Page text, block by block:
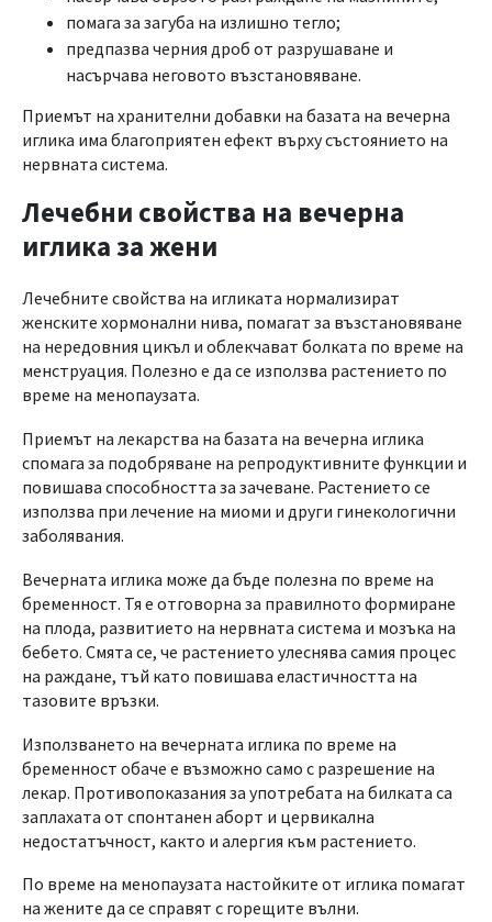
помага за загуба на излишно тегло;
предпазва черния дроб от разрушаване и
насърчава неговото възстановяване.
Приемът на хранителни добавки на базата на вечерна
иглика има благоприятен ефект върху състоянието на
нервната система.
Лечебни свойства на вечерна
иглика за жени
Лечебните свойства на игликата нормализират
женските хормонални нива, помагат за възстановяване
на нередовния цикъл и облекчават болката по време на
менструация. Полезно е да се използва растението по
време на менопаузата.
Приемът на лекарства на базата на вечерна иглика
спомага за подобряване на репродуктивните функции и
повишава способността за зачеване. Растението се
използва при лечение на миоми и други гинекологични
заболявания.
Вечерната иглика може да бъде полезна по време на
бременност. Тя е отговорна за правилното формиране
на плода, развитието на нервната система и мозъка на
бебето. Смята се, че растението улеснява самия процес
на раждане, тъй като повишава еластичността на
тазовите връзки.
Използването на вечерната иглика по време на
бременност обаче е възможно само с разрешение на
лекар. Противопоказания за употребата на билката са
заплахата от спонтанен аборт и цервикална
недостатъчност, както и алергия към растението.
По време на менопаузата настойките от иглика помагат
на жените да се справят с горещите вълни.